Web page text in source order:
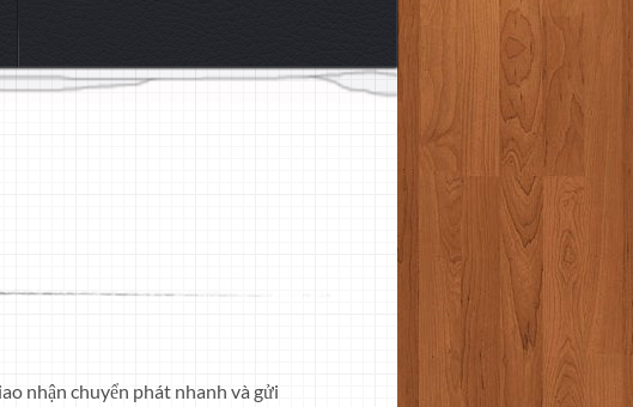
nhận chuyển phát nhanh và gửi